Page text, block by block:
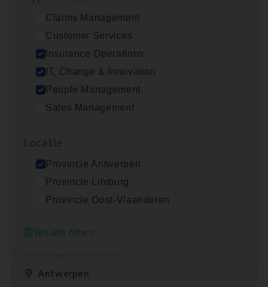
Claims Management
Customer Services
Insurance Operations
IT, Change & Innovation
People Management
Sales Management
Provincie Antwerpen
Provincie Limburg
Provincie Oost-Vlaanderen
Wis alle filters
Dos­sier­be­heer­der ver­ze­ke­rin­gen — Soci­al
Pro­fit en Public
Insurance Operations
Antwerpen
Insurance Operations
Beveren
Test Ana­lyst
Antwerpen